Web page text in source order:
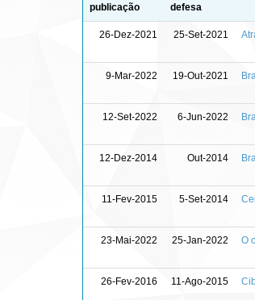
publicação
defesa
26-Dez-2021 25-Set-2021
9-Mar-2022 19-Out-2021
12-Set-2022 6-Jun-2022
12-Dez-2014 Out-2014
11-Fev-2015 5-Set-2014
23-Mai-2022 25-Jan-2022 O
26-Fev-2016 11-Ago-2015